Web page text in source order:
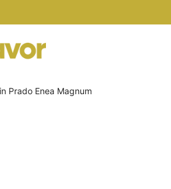
Prado Enea Magnum